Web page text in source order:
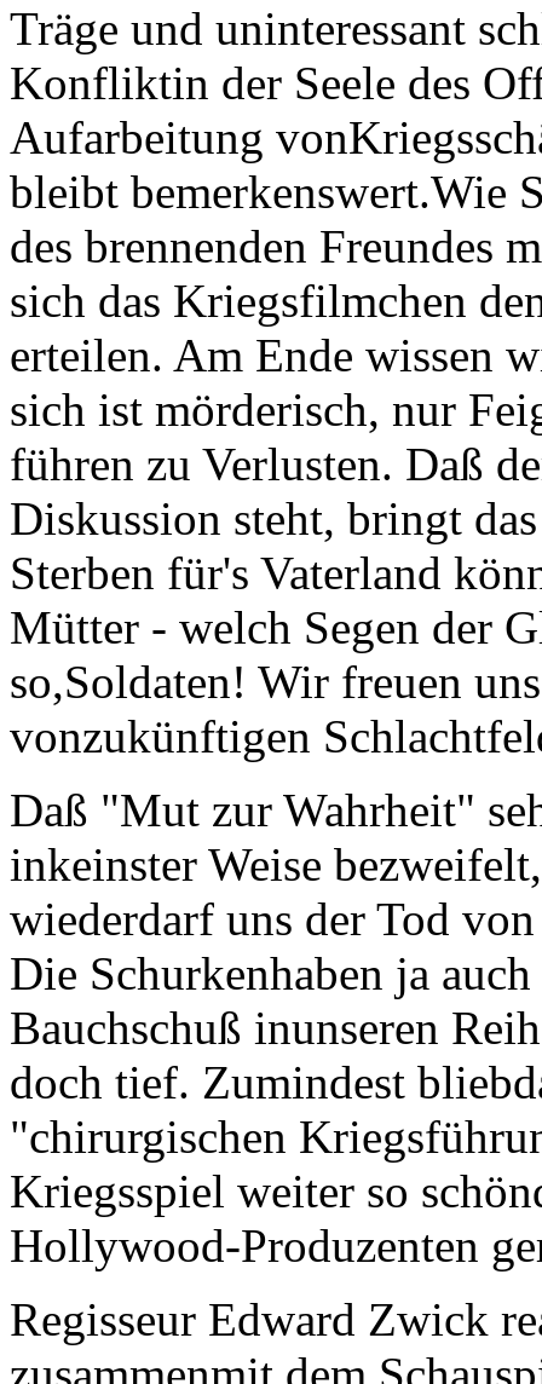
Träge und uninteressant
Konfliktin der Seele des
Aufarbeitung
bleibt bemerkenswert.Wie
des brennenden Freundes
sich das Kriegsfilmchen
erteilen. Am Ende wissen
sich ist mörderisch, nur
führen zu Verlusten. Daß
Diskussion steht, bringt
Sterben für's Vaterland
Mütter - welch Segen der
so,Soldaten! Wir freuen
vonzukünftigen
Daß "Mut zur Wahrheit"
inkeinster Weise
wiederdarf uns der Tod
Die Schurkenhaben ja
Bauchschuß inunseren
doch tief. Zumindest
"chirurgischen
Kriegsspiel weiter so
Hollywood-Produzenten
Regisseur Edward Zwick
zusammenmit dem